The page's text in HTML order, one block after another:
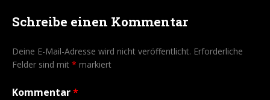
Schreibe einen Kommentar
Deine E-Mail-Adresse wird nicht veröffentlicht. Erforderliche
Felder sind mit * markiert
Kommentar*